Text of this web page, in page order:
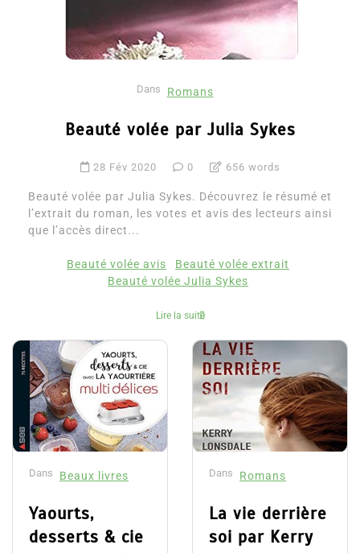
Dans Romans
Beauté volée par Julia Sykes
28 Fév 2020 0 656 words
Beauté volée par Julia Sykes. Découvrez le résumé et
l’extrait du roman, les votes et avis des lecteurs ainsi
que l’accès direct...
Beauté volée avis
Beauté volée extrait
Beauté volée Julia Sykes
Lire la suite
Dans Beaux livres
Yaourts,
desserts & cie
Dans Romans
La vie derrière
soi par Kerry